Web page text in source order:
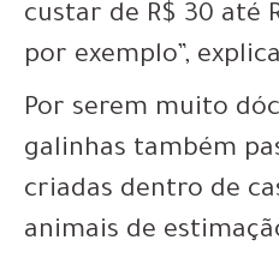
custar de R$ 30 até
por exemplo”,
Por serem muito
galinhas também
criadas dentro de
animais de